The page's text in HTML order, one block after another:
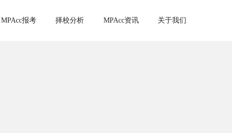
MPAcc报考 择校分析 MPAcc资讯 关于我们